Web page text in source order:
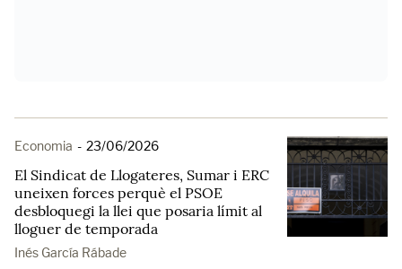
Economia - 23/06/2026
El Sindicat de Llogateres, Sumar i ERC
uneixen forces perquè el PSOE
desbloquegi la llei que posaria límit al
lloguer de temporada
Inés García Rábade